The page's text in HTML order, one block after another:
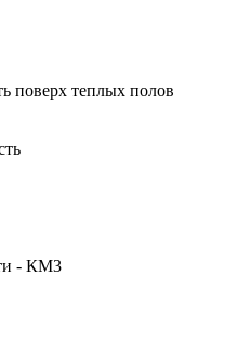
поверх теплых полов
- КМ3